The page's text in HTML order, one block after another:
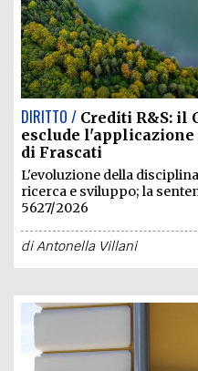
DIRITTO / Crediti R&S: il
esclude
di Frascati
L'evoluzione della
ricerca e sviluppo; la
5627/2026
diAntonella Villani